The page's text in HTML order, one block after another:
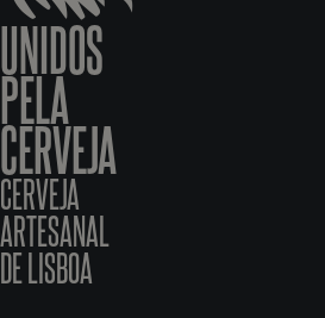
UNIDOS
PELA
CERVEJA
CERVEJA
ARTESANAL
DE LISBOA